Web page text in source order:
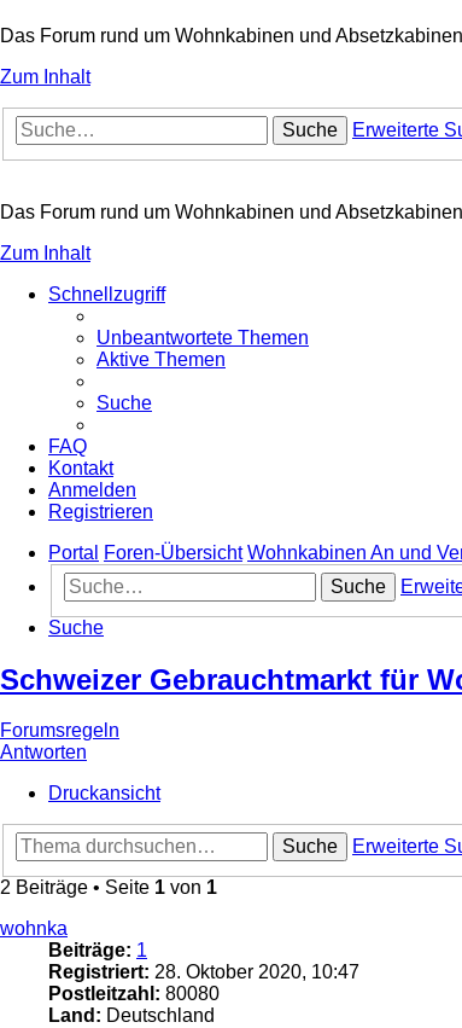
Das Forum rund um Wohnkabinen und Absetzkabinen
Zum Inhalt
Suche Erweiterte
Das Forum rund um Wohnkabinen und Absetzkabinen
Zum Inhalt
Schnellzugriff
Unbeantwortete Themen
Aktive Themen
Suche
FAQ
Kontakt
Anmelden
Registrieren
Portal
Foren-Übersicht Wohnkabinen An und
Suche
Suche
Schweizer Gebrauchtmarkt für
Forumsregeln
Antworten
Druckansicht
Suche
Erweiterte
2 Beiträge • Seite 1 von 1
wohnka
Beiträge: 1
Registriert: 28. Oktober 2020, 10:47
Postleitzahl: 80080
Land: Deutschland